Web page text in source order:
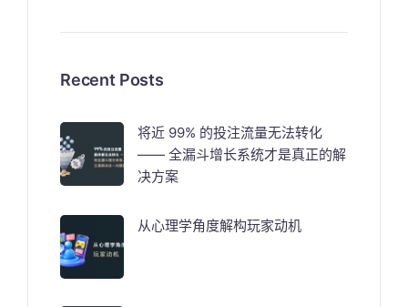
Recent Posts
将近 99% 的投注流量无法转化
—— 全漏斗增长系统才是真正的解
决方案
从心理学角度解构玩家动机